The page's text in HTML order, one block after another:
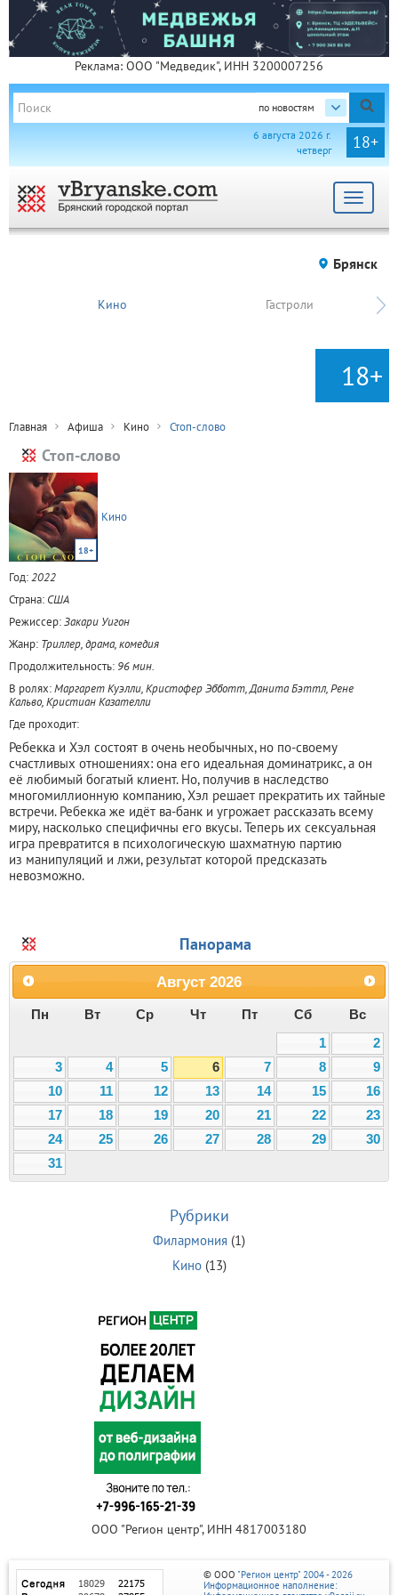
Реклама: ООО "Медведик", ИНН 3200007256
по новостям
18+
6 августа 2026 г.
четверг
Toggle
Брянск
Кино Гастроли
18+
Главная Афиша Кино Стоп-слово
Стоп-слово
18+
Кино
Год:2022
Страна: США
Режиссер:Закари Уигон
Жанр: Триллер, драма, комедия
Продолжительность: 96 мин.
В ролях:Маргарет Куэлли, Кристофер Эбботт, Данита Бэттл, Рене
Кальво, Кристиан Казателли
Где проходит:
Ребекка и Хэл состоят в очень необычных, но по-своему
счастливых отношениях: она его идеальная доминатрикс, а он
её любимый богатый клиент. Но, получив в наследство
многомиллионную компанию, Хэл решает прекратить их тайные
встречи. Ребекка же идёт ва-банк и угрожает рассказать всему
миру, насколько специфичны его вкусы. Теперь их сексуальная
игра превратится в психологическую шахматную партию
из манипуляций и лжи, результат которой предсказать
невозможно.
Панорама
Август 2026
Пн Вт Ср Чт Пт Сб
Вс
1
2
3
4 5 6 7 8
9
10
11 12 13 14 15
16
17
18 19 20 21 22
23
24
25 26 27 28 29
30
31
Рубрики
Филармония (1)
Кино(13)
ООО "Регион центр", ИНН 4817003180
© ООО "Регион центр" 2004 - 2026
Информационное наполнение: